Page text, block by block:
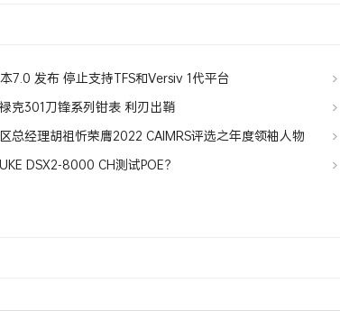
7.0 发布 停止支持TFS和Versiv 1代平台
禄克301刀锋系列钳表 利刃出鞘
总经理胡祖忻荣膺2022 CAIMRS评选之年度领袖人物
DSX2-8000 CH测试POE？